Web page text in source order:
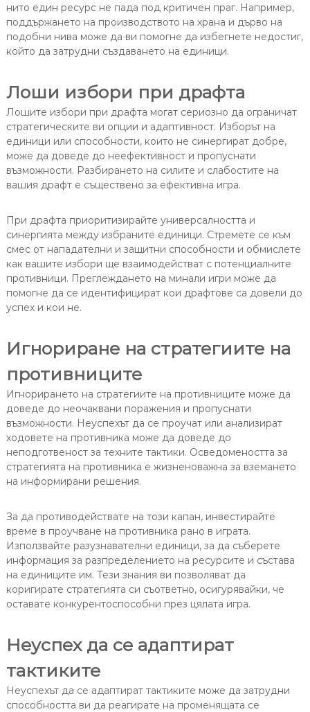
нито един ресурс не пада под критичен праг. Например,
поддържането на производството на храна и дърво на
подобни нива може да ви помогне да избегнете недостиг,
който да затрудни създаването на единици.
Лоши избори при драфта
Лошите избори при драфта могат сериозно да ограничат
стратегическите ви опции и адаптивност. Изборът на
единици или способности, които не синергират добре,
може да доведе до неефективност и пропуснати
възможности. Разбирането на силите и слабостите на
вашия драфт е съществено за ефективна игра.
При драфта приоритизирайте универсалността и
синергията между избраните единици. Стремете се към
смес от нападателни и защитни способности и обмислете
как вашите избори ще взаимодействат с потенциалните
противници. Преглеждането на минали игри може да
помогне да се идентифицират кои драфтове са довели до
успех и кои не.
Игнориране на стратегиите на
противниците
Игнорирането на стратегиите на противниците може да
доведе до неочаквани поражения и пропуснати
възможности. Неуспехът да се проучат или анализират
ходовете на противника може да доведе до
неподготвеност за техните тактики. Осведомеността за
стратегията на противника е жизненоважна за вземането
на информирани решения.
За да противодействате на този капан, инвестирайте
време в проучване на противника рано в играта.
Използвайте разузнавателни единици, за да съберете
информация за разпределението на ресурсите и състава
на единиците им. Тези знания ви позволяват да
коригирате стратегията си съответно, осигурявайки, че
оставате конкурентоспособни през цялата игра.
Неуспех да се адаптират
тактиките
Неуспехът да се адаптират тактиките може да затрудни
способността ви да реагирате на променящата се